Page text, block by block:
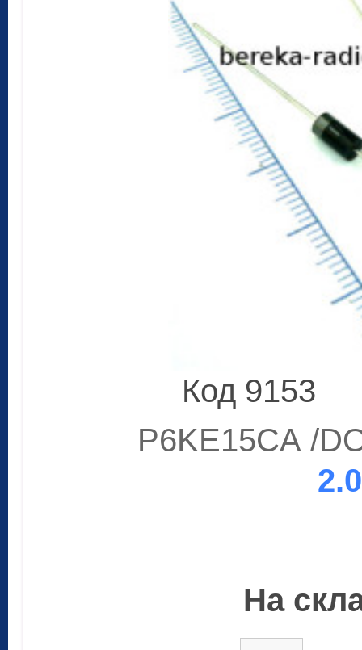
Код 9153
P6KE15CA /
На